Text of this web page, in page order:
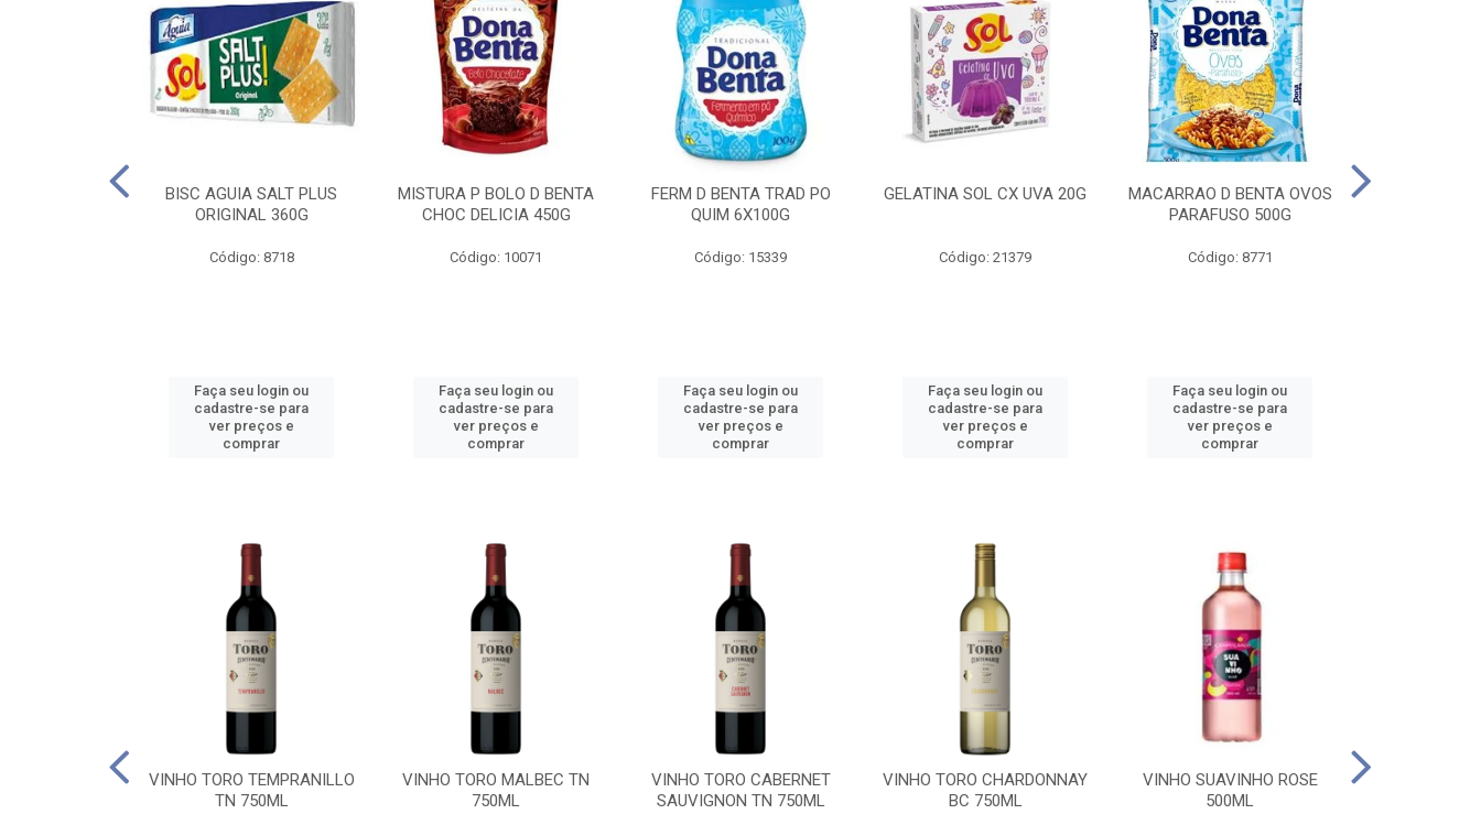
BISC AGUIA SALT PLUS
ORIGINAL 360G
Código: 8718
Faça seu login ou
cadastre-se para
ver preços e
comprar
MISTURA P BOLO D BENTA
CHOC DELICIA 450G
Código: 10071
Faça seu login ou
cadastre-se para
ver preços e
comprar
FERM D BENTA TRAD PO
QUIM 6X100G
Código: 15339
Faça seu login ou
cadastre-se para
ver preços e
comprar
GELATINA SOL CX UVA 20G
Código: 21379
Faça seu login ou
cadastre-se para
ver preços e
comprar
MACARRAO D BENTA OVOS
PARAFUSO 500G
Código: 8771
Faça seu login ou
cadastre-se para
ver preços e
comprar
VINHO TORO TEMPRANILLO
TN 750ML
VINHO TORO MALBEC TN
750ML
VINHO TORO CABERNET
SAUVIGNON TN 750ML
VINHO TORO CHARDONNAY
BC 750ML
VINHO SUAVINHO ROSE
500ML